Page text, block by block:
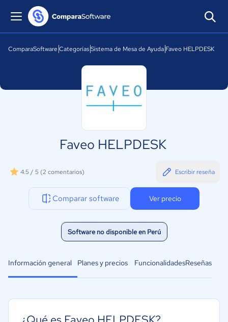
ComparaSoftware CategoríasSistema de Mesa de Ayuda Faveo HELPDESK
Faveo HELPDESK
4.5 / 5 (2 comentarios) Escribir reseña
Comparar software Ver precio
Software no disponible en Perú
Información general Planes y precios FuncionalidadesReseñas